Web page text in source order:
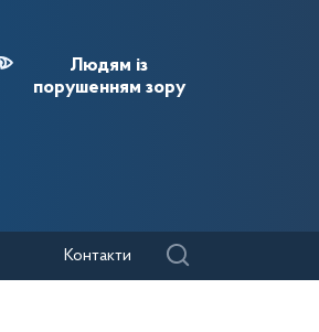
Людям із
порушенням зору
Контакти